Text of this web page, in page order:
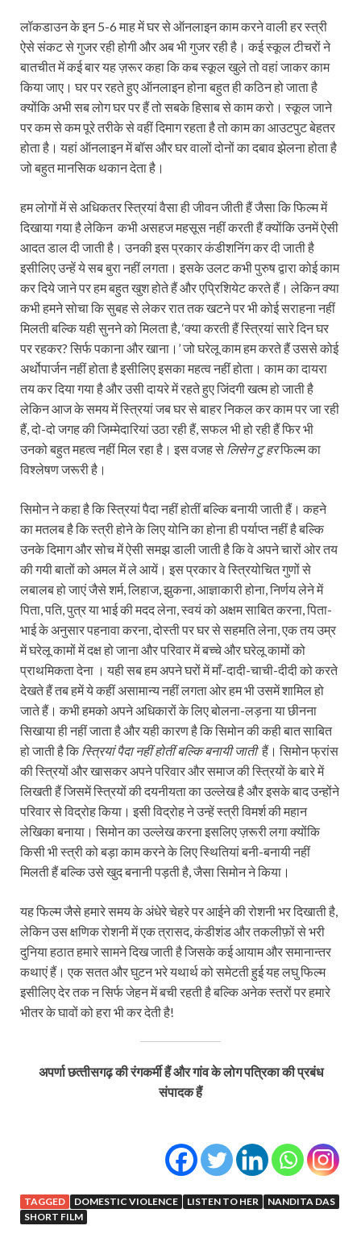
लॉकडाउन के इन 5-6 माह में घर से ऑनलाइन काम करने वाली हर स्त्री
ऐसे संकट से गुजर रही होगी और अब भी गुजर रही है। कई स्कूल टीचरों ने
बातचीत में कई बार यह ज़रूर कहा कि कब स्कूल खुले तो वहां जाकर काम
किया जाए। घर पर रहते हुए ऑनलाइन होना बहुत ही कठिन हो जाता है
क्योंकि अभी सब लोग घर पर हैं तो सबके हिसाब से काम करो। स्कूल जाने
पर कम से कम पूरे तरीके से वहीं दिमाग रहता है तो काम का आउटपुट बेहतर
होता है। यहां ऑनलाइन में बॉस और घर वालों दोनों का दबाव झेलना होता है
जो बहुत मानसिक थकान देता है।
हम लोगों में से अधिकतर स्त्रियां वैसा ही जीवन जीती हैं जैसा कि फिल्म में
दिखाया गया है लेकिन कभी असहज महसूस नहीं करती हैं क्योंकि उनमें ऐसी
आदत डाल दी जाती है। उनकी इस प्रकार कंडीशनिंग कर दी जाती है
इसीलिए उन्हें ये सब बुरा नहीं लगता। इसके उलट कभी पुरुष द्वारा कोई काम
कर दिये जाने पर हम बहुत खुश होते हैं और एप्रिशियेट करते हैं। लेकिन क्या
कभी हमने सोचा कि सुबह से लेकर रात तक खटने पर भी कोई सराहना नहीं
मिलती बल्कि यही सुनने को मिलता है, ‘क्या करती हैं स्त्रियां सारे दिन घर
पर रहकर? सिर्फ पकाना और खाना।’ जो घरेलू काम हम करते हैं उससे कोई
अर्थोपार्जन नहीं होता है इसीलिए इसका महत्व नहीं होता। काम का दायरा
तय कर दिया गया है और उसी दायरे में रहते हुए जिंदगी खत्म हो जाती है
लेकिन आज के समय में स्त्रियां जब घर से बाहर निकल कर काम पर जा रही
हैं, दो-दो जगह की जिम्मेदारियां उठा रही हैं, सफल भी हो रही हैं फिर भी
उनको बहुत महत्व नहीं मिल रहा है। इस वजह से लिसनटुहरफिल्म का
विश्लेषण जरूरी है।
सिमोन ने कहा है कि स्त्रियां पैदा नहीं होतीं बल्कि बनायी जाती हैं। कहने
का मतलब है कि स्त्री होने के लिए योनि का होना ही पर्याप्त नहीं है बल्कि
उनके दिमाग और सोच में ऐसी समझ डाली जाती है कि वे अपने चारों ओर तय
की गयी बातों को अमल में ले आयें। इस प्रकार वे स्त्रियोचित गुणों से
लबालब हो जाएं जैसे शर्म, लिहाज, झुकना, आज्ञाकारी होना, निर्णय लेने में
पिता, पति, पुत्र या भाई की मदद लेना, स्वयं को अक्षम साबित करना, पिता-
भाई के अनुसार पहनावा करना, दोस्ती पर घर से सहमति लेना, एक तय उम्र
में घरेलू कामों में दक्ष हो जाना और परिवार में बच्चे और घरेलू कामों को
प्राथमिकता देना । यही सब हम अपने घरों में माँ-दादी-चाची-दीदी को करते
देखते हैं तब हमें ये कहीं असामान्य नहीं लगता ओर हम भी उसमें शामिल हो
जाते हैं। कभी हमको अपने अधिकारों के लिए बोलना-लड़ना या छीनना
सिखाया ही नहीं जाता है और यही कारण है कि सिमोन की कही बात साबित
हो जाती है कि स्त्रियां पैदा नहीं होतीबल्कि बनायीजातीहैं। सिमोन फ्रांस
की स्त्रियों और खासकर अपने परिवार और समाज की स्त्रियों के बारे में
लिखती हैं जिसमें स्त्रियों की दयनीयता का उल्लेख है और इसके बाद उन्होंने
परिवार से विद्रोह किया। इसी विद्रोह ने उन्हें स्त्री विमर्श की महान
लेखिका बनाया। सिमोन का उल्लेख करना इसलिए ज़रूरी लगा क्योंकि
किसी भी स्त्री को बड़ा काम करने के लिए स्थितियां बनी-बनायी नहीं
मिलती हैं बल्कि उसे खुद बनानी पड़ती है, जैसा सिमोन ने किया।
यह फिल्म जैसे हमारे समय के अंधेरे चेहरे पर आईने की रोशनी भर दिखाती है,
लेकिन उस क्षणिक रोशनी में एक त्रासद, कंडीशंड और तकलीफ़ों से भरी
दुनिया हठात हमारे सामने दिख जाती है जिसके कई आयाम और समानान्तर
कथाएं हैं। एक सतत और घुटन भरे यथार्थ को समेटती हुई यह लघु फिल्म
इसीलिए देर तक न सिर्फ जेहन में बची रहती है बल्कि अनेक स्तरों पर हमारे
भीतर के घावों को हरा भी कर देती है!
अपर्णा छत्‍तीसगढ़ की रंगकर्मी हैं और गांव के लोग पत्रिका की प्रबंध
संपादक हैं
TAGGED DOMESTIC VIOLENCE LISTEN TO HER
NANDITA DAS
SHORT FILM